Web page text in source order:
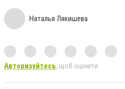
Наталья Лякишева
Авторизуйтесь, щоб оцінити